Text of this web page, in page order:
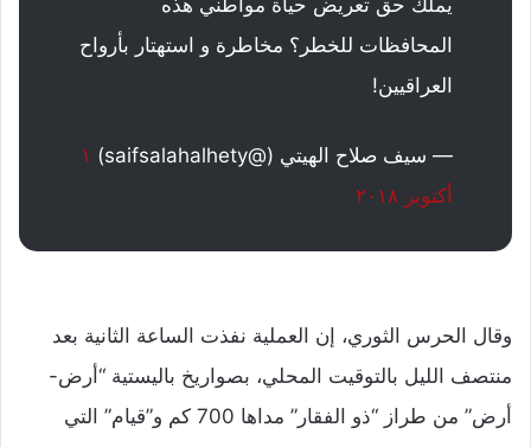
المحافظات للخطر؟ مخاطرة و استهتار بأرواح
العراقيين!
— سيف صلاح الهيتي (@saifsalahalhety)
١
أكتوبر ٢٠١٨
وقال الحرس الثوري، إن العملية نفذت الساعة الثانية بعد
منتصف الليل بالتوقيت المحلي، بصواريخ باليستية “أرض-
أرض” من طراز “ذو الفقار” مداها 700 كم و”قيام” التي